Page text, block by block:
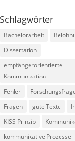
Schlagwörter
Bachelorarbeit
Dissertation
empfängerorientierte
Kommunikation
Fehler
Forschungsfrage
Fragen
gute Texte
KISS-Prinzip
kommunikative Prozesse